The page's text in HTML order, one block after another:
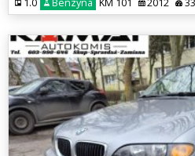
1.0 Benzyna KM 101 2012